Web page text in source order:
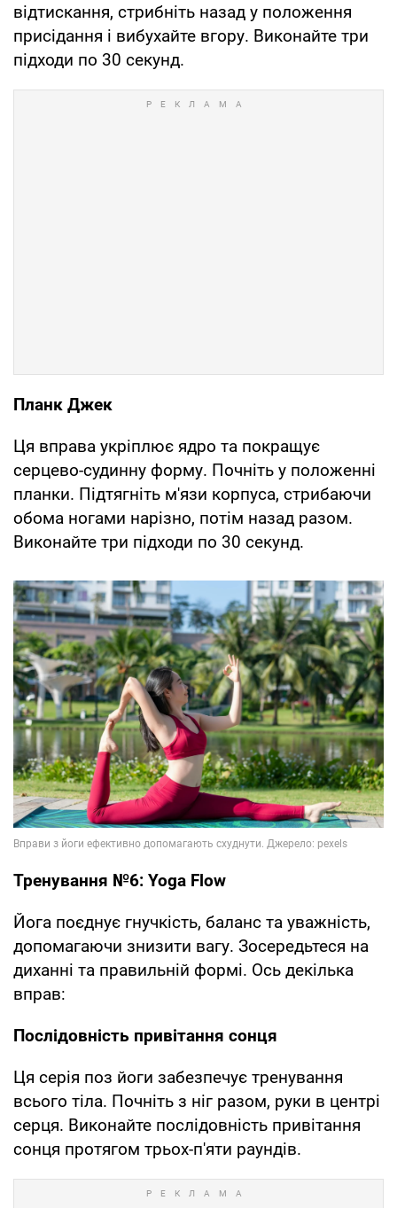
відтискання, стрибніть назад у положення
присідання і вибухайте вгору. Виконайте три
підходи по 30 секунд.
Планк Джек
Ця вправа укріплює ядро та покращує
серцево-судинну форму. Почніть у положенні
планки. Підтягніть м'язи корпуса, стрибаючи
обома ногами нарізно, потім назад разом.
Виконайте три підходи по 30 секунд.
Тренування №6: Yoga Flow
Йога поєднує гнучкість, баланс та уважність,
допомагаючи знизити вагу. Зосередьтеся на
диханні та правильній формі. Ось декілька
вправ:
Послідовність привітання сонця
Ця серія поз йоги забезпечує тренування
всього тіла. Почніть з ніг разом, руки в центрі
серця. Виконайте послідовність привітання
сонця протягом трьох-п'яти раундів.